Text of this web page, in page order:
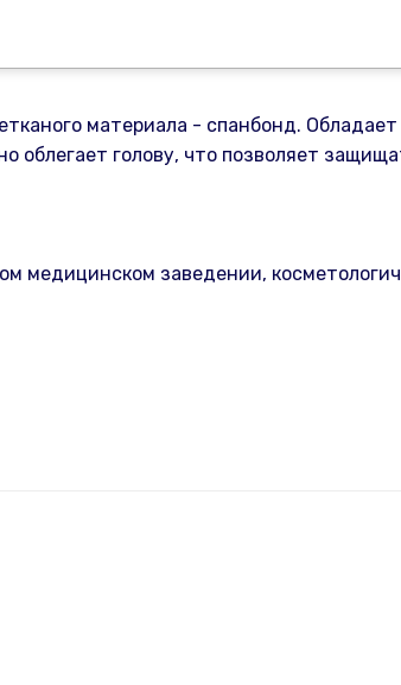
материала - спанбонд.
голову, что позволяет
медицинском заведении,